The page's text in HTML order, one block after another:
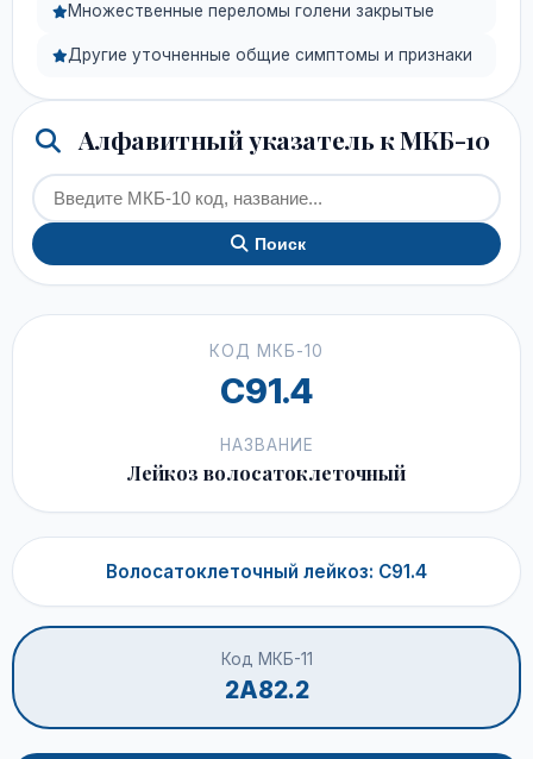
Множественные переломы голени закрытые
Другие уточненные общие симптомы и признаки
Алфавитный указатель к МКБ-10
Поиск
КОД МКБ-10
C91.4
НАЗВАНИЕ
Лейкоз волосатоклеточный
Волосатоклеточный лейкоз: C91.4
Код МКБ-11
2A82.2